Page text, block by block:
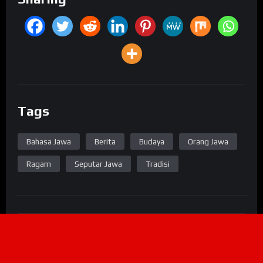
Tags
Bahasa Jawa Berita Budaya Orang Jawa
Ragam Seputar Jawa Tradisi